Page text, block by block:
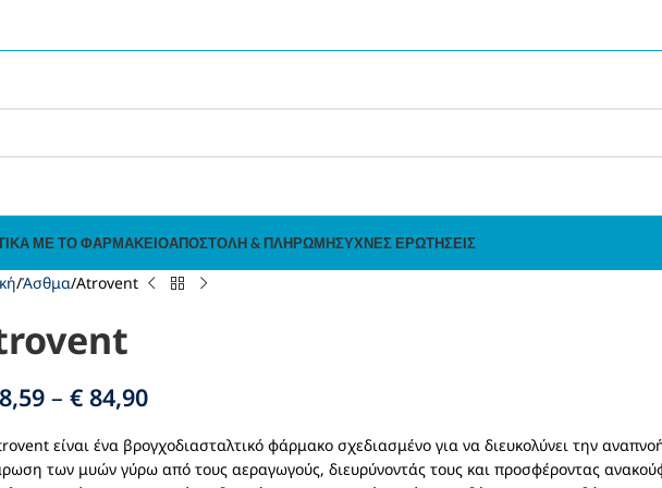
ΜΕ ΤΟ ΦΑΡΜΑΚΕΊΟΑΠΟΣΤΟΛΉ & ΠΛΗΡΩΜΉΣΥΧΝΈΣ ΕΡΩΤΉΣΕΙΣ
Άσθμα Atrovent
– € 84,90
είναι ένα βρογχοδιασταλτικό φάρμακο σχεδιασμένο για να διευκολύνει την
των μυών γύρω από τους αεραγωγούς, διευρύνοντάς τους και προσφέροντας